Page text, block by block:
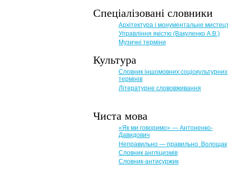
Спеціалізовані словники
Архітектура і монументальне
Управління якістю (Вакуленко А.В.)
Музичні терміни
Культура
Словник іншомовних соціокультурних
термінів
Літературне слововживання
Чиста мова
«Як ми говоримо» — Антоненко-
Давидович
Неправильно — правильно. Волощак
Словник англіцизмів
Словник-антисуржик